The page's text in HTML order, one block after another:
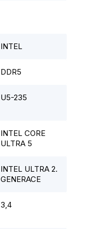
INTEL
DDR5
U5-235
INTEL CORE
ULTRA 5
INTEL ULTRA 2.
GENERACE
3,4